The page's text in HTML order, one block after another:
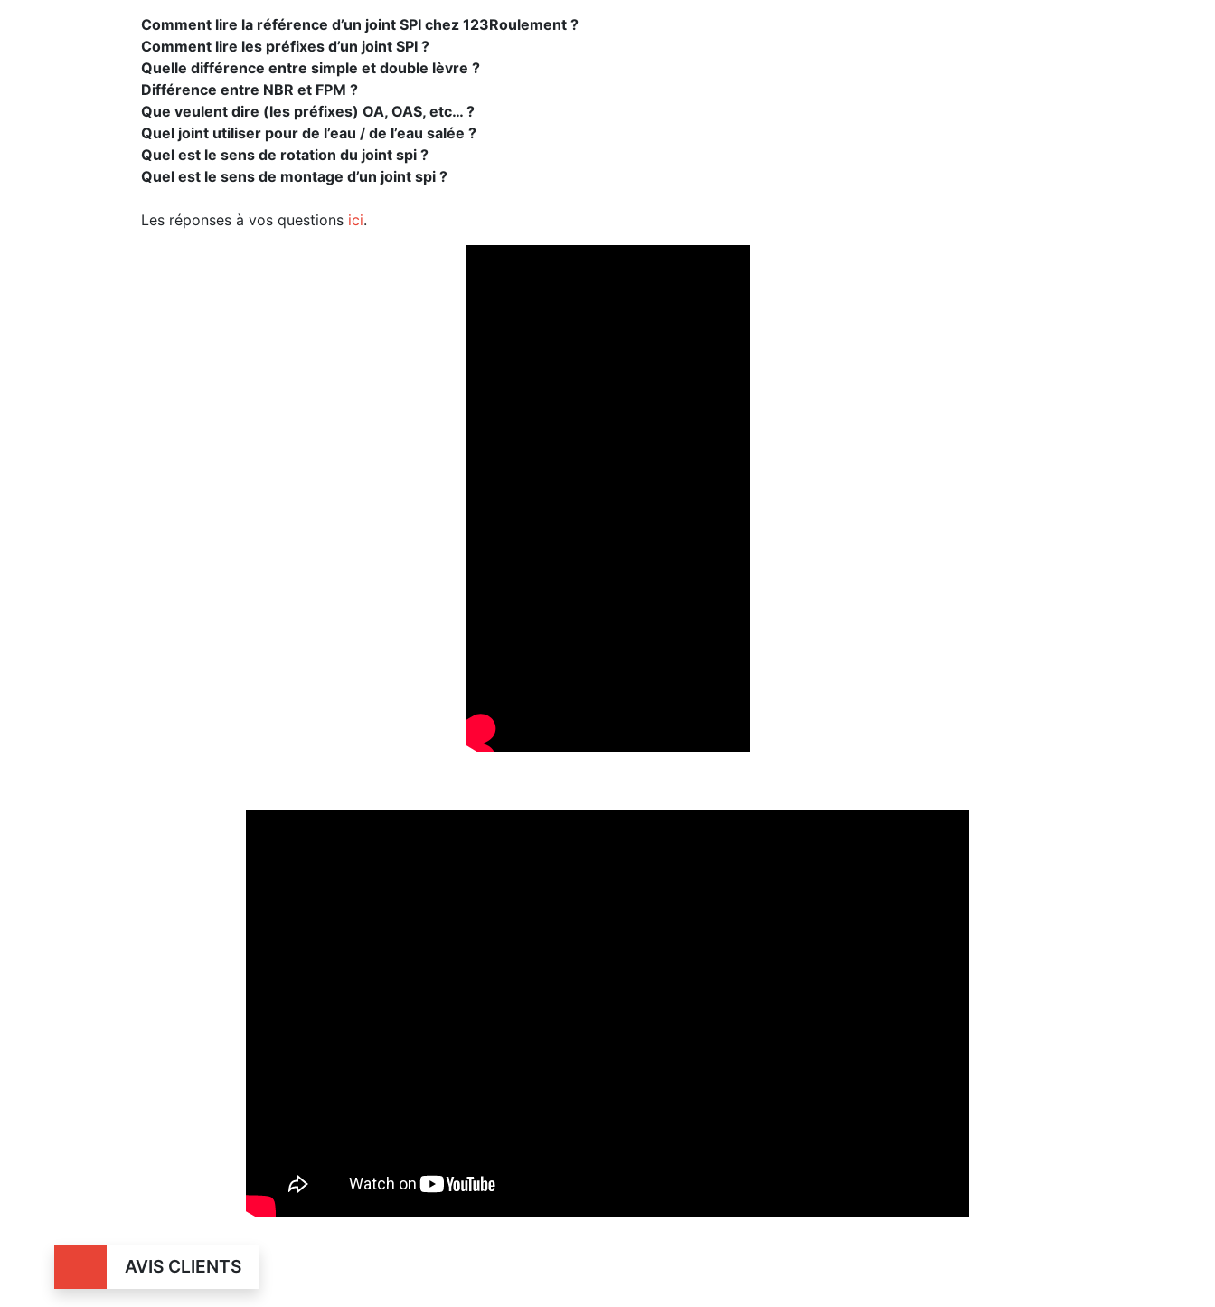
Comment lire la référence d’un joint SPI chez 123Roulement ?
Comment lire les préfixes d’un joint SPI ?
Quelle différence entre simple et double lèvre ?
Différence entre NBR et FPM ?
Que veulent dire (les préfixes) OA, OAS, etc… ?
Quel joint utiliser pour de l’eau / de l’eau salée ?
Quel est le sens de rotation du joint spi ?
Quel est le sens de montage d’un joint spi ?
Les réponses à vos questions ici.
AVIS CLIENTS